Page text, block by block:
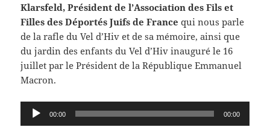
Klarsfeld, Président de l’Association des Fils et
Filles des Déportés Juifs de France qui nous parle
de la rafle du Vel d’Hiv et de sa mémoire, ainsi que
du jardin des enfants du Vel d’Hiv inauguré le 16
juillet par le Président de la République Emmanuel
Macron.
Lecteur
audio
00:00 00:00